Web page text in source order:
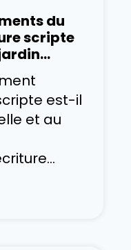
du
est-il
et au
et